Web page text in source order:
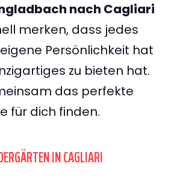
nach Cagliari
merken, dass jedes
Persönlichkeit hat
zu bieten hat.
das perfekte
für dich finden.
IN CAGLIARI